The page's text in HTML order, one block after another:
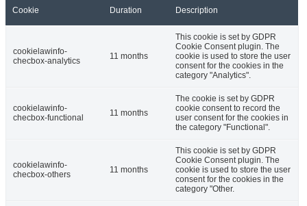
Cookie Duration Description
cookielawinfo-
checbox-analytics
11 months
This cookie is set by GDPR
Cookie Consent plugin. The
cookie is used to store the user
consent for the cookies in the
category "Analytics".
cookielawinfo-
checbox-functional
11 months
The cookie is set by GDPR
cookie consent to record the
user consent for the cookies in
the category "Functional".
cookielawinfo-
checbox-others
11 months
This cookie is set by GDPR
Cookie Consent plugin. The
cookie is used to store the user
consent for the cookies in the
category "Other.